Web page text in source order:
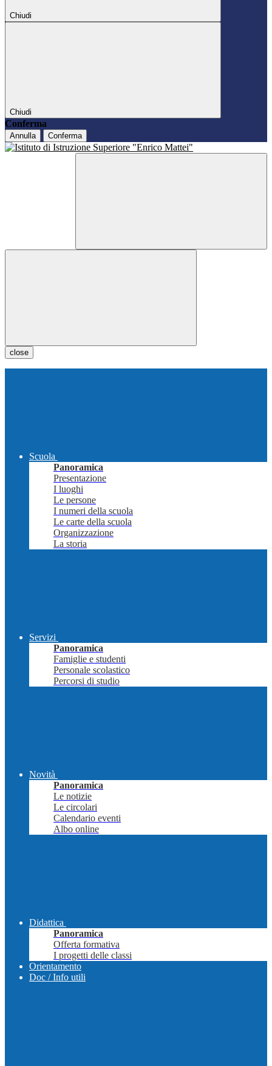
Chiudi
Chiudi
Conferma
Annulla Conferma
close
Scuola
Panoramica
Presentazione
I luoghi
Le persone
I numeri della scuola
Le carte della scuola
Organizzazione
La storia
Servizi
Panoramica
Famiglie e studenti
Personale scolastico
Percorsi di studio
Novità
Panoramica
Le notizie
Le circolari
Calendario eventi
Albo online
Didattica
Panoramica
Offerta formativa
I progetti delle classi
Orientamento
Doc / Info utili